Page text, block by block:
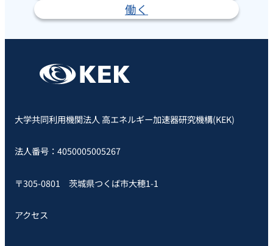
働く
大学共同利用機関法人 高エネルギー加速器研究機構(KEK)
法人番号：4050005005267
〒305-0801 茨城県つくば市大穂1-1
アクセス